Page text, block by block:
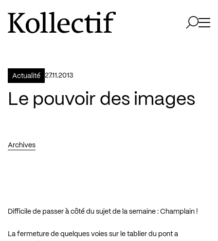
Aller à la page d'accueil
Logo Kollectif
Actualité 27.11.2013
Le pouvoir des images
Archives
Difficile de passer à côté du sujet de la semaine : Champlain !
La fermeture de quelques voies sur le tablier du pont a